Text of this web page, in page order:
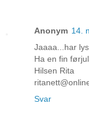
Anonym 14.
Jaaaa...har
Ha en fin
Hilsen Rita
Svar